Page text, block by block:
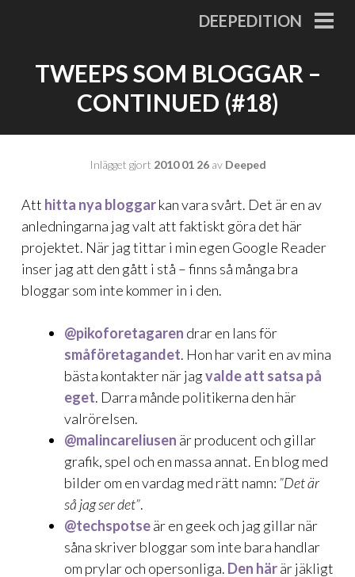
DEEPEDITION
TWEEPS SOM BLOGGAR –
CONTINUED (#18)
Inlägget gjort 2010 01 26av Deeped
Att hitta nya bloggarkan vara svårt. Det är en av
anledningarna jag valt att faktiskt göra det här
projektet. När jag tittar i min egen Google Reader
inser jag att den gått i stå – finns så många bra
bloggar som inte kommer in i den.
@pikoforetagaren drar en lans för
småföretagandet. Hon har varit en av mina
bästa kontakter när jagvalde att satsa på
eget. Darra månde politikerna den här
valrörelsen.
@malincareliusen är producent och gillar
grafik, spel och en massa annat. En blog med
bilder om en vardagmed rätt namn: ”Det är
så jag ser det”.
@techspotseär en geek och jag gillar när
såna skriver bloggar som inte bara handlar
om prylar och opersonliga. Den härär jäkligt